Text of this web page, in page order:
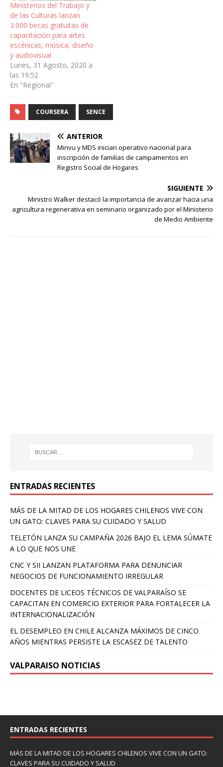
Ministerios del Trabajo y
de las Culturas lanzan
3.000 becas gratuitas de
capacitación para artes
escénicas, música, diseño
y audiovisual
Lunes, 31 Agosto, 2020 a
las 19:52
En "Regional"
COURSERA SENCE
ANTERIOR
Minvu y MDS inician operativo nacional para
inscripción de familias de campamentos en
Registro Social de Hogares
SIGUIENTE
Ministro Walker destacó la importancia de avanzar hacia una
agricultura regenerativa en seminario organizado por el Ministerio
de Medio Ambiente
ENTRADAS RECIENTES
MÁS DE LA MITAD DE LOS HOGARES CHILENOS VIVE CON
UN GATO: CLAVES PARA SU CUIDADO Y SALUD
TELETÓN LANZA SU CAMPAÑA 2026 BAJO EL LEMA SÚMATE
A LO QUE NOS UNE
CNC Y SII LANZAN PLATAFORMA PARA DENUNCIAR
NEGOCIOS DE FUNCIONAMIENTO IRREGULAR
DOCENTES DE LICEOS TÉCNICOS DE VALPARAÍSO SE
CAPACITAN EN COMERCIO EXTERIOR PARA FORTALECER LA
INTERNACIONALIZACIÓN
EL DESEMPLEO EN CHILE ALCANZA MÁXIMOS DE CINCO
AÑOS MIENTRAS PERSISTE LA ESCASEZ DE TALENTO
VALPARAISO NOTICIAS
ENTRADAS RECIENTES
MÁS DE LA MITAD DE LOS HOGARES CHILENOS VIVE CON UN GATO:
CLAVES PARA SU CUIDADO Y SALUD